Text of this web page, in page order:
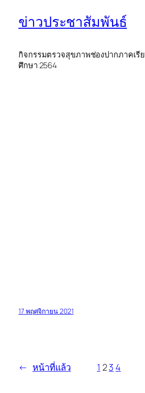
ข่าวประชาสัมพันธ์
กิจกรรมตรวจสุขภาพช่องปากภาคเรี
ศึกษา 2564
17 พฤศจิกายน 2021
← หน้าที่แล้ว 1 23 4